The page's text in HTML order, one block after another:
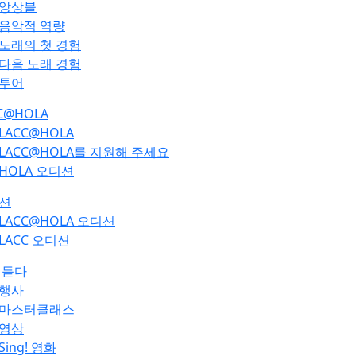
앙상블
음악적 역량
노래의 첫 경험
다음 노래 경험
투어
LACC@HOLA
LACC@HOLA를 지원해 주세요
HOLA 오디션
LACC@HOLA 오디션
LACC 오디션
다
행사
마스터클래스
영상
영화